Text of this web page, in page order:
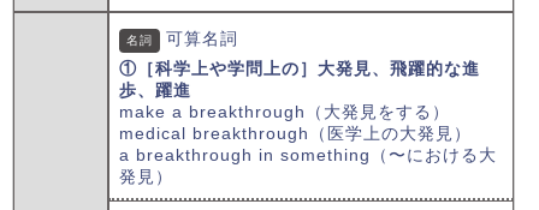
名詞
可算名詞
①［科学上や学問上の］大発見、飛躍的な進
歩、躍進
make a breakthrough（大発見をする）
medical breakthrough（医学上の大発見）
a breakthrough in something（〜における大
発見）